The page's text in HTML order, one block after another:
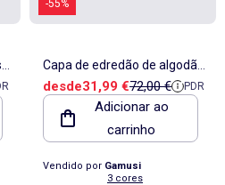
-55%
Capa de edredão de algodão
às riscas em relevo, tecido
texturizado. Não inclui
fronhas.
desdePreço de venda
31,99 €Preço de
72,00 € PDR
Adicionar ao
carrinho
Vendido por Gamusi
3 cores